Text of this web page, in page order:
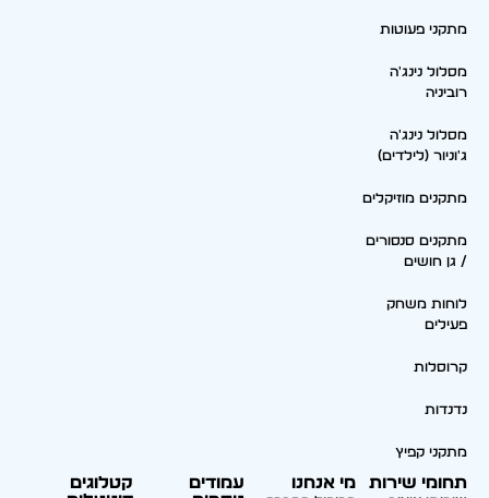
מתקני פעוטות
מסלול נינג'ה
רוביניה
מסלול נינג'ה
ג'וניור (לילדים)
מתקנים מוזיקלים
מתקנים סנסורים
/ גן חושים
לוחות משחק
פעילים
קרוסלות
נדנדות
מתקני קפיץ
תחומי שירות מי אנחנו
עמודים
קטלוגים